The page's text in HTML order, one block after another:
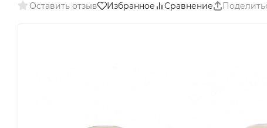
Оставить отзыв Избранное Сравнение